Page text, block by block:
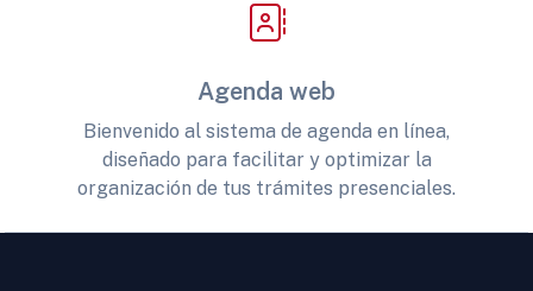
Agenda web
Bienvenido al sistema de agenda en línea,
diseñado para facilitar y optimizar la
organización de tus trámites presenciales.